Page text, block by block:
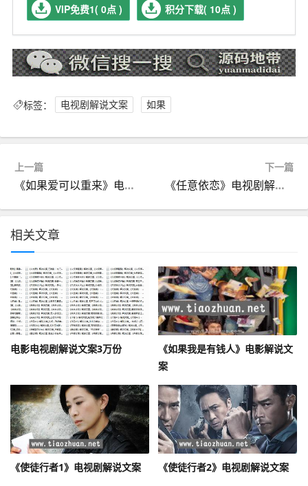
VIP免费1( 0点 ) 积分下载( 10点 )
标签： 电视剧解说文案 如果
上一篇
《如果爱可以重来》电视剧解说文案
下一篇
《任意依恋》电视剧解说文案
相关文章
电影电视剧解说文案3万份
《如果我是有钱人》电影解说文
案
《使徒行者1》电视剧解说文案 《使徒行者2》电视剧解说文案